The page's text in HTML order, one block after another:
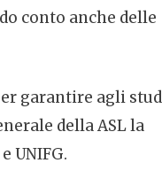
conto anche delle
garantire agli
della ASL la
UNIFG.